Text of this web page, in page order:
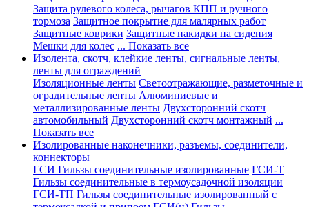
Защита рулевого колеса, рычагов КПП и ручного
тормоза Защитное покрытие для малярных работ
Защитные коврики Защитные накидки на сидения
Мешки для колес ... Показать все
Изолента, скотч, клейкие ленты, сигнальные ленты,
ленты для ограждений
Изоляционные ленты Светоотражающие, разметочные и
оградительные ленты Алюминиевые и
металлизированные ленты Двухсторонний скотч
автомобильный Двухсторонний скотч монтажный ...
Показать все
Изолированные наконечники, разъемы, соединители,
коннекторы
ГСИ Гильзы соединительные изолированные ГСИ-Т
Гильзы соединительные в термоусадочной изоляции
ГСИ-ТП Гильзы соединительные изолированный с